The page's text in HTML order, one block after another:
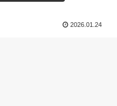
2026.01.24